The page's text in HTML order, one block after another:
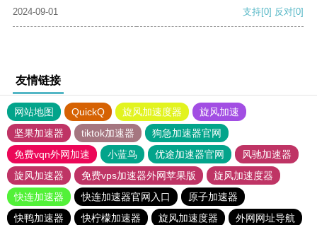
2024-09-01
支持[0] 反对[0]
友情链接
网站地图 QuickQ 旋风加速度器
旋风加速
坚果加速器
tiktok加速器
狗急加速器官网
免费vqn外网加速
小蓝鸟 优途加速器官网
风驰加速器
旋风加速器
免费vps加速器外网苹果版
旋风加速度器
快连加速器
快连加速器官网入口
原子加速器
快鸭加速器
快柠檬加速器 旋风加速度器
外网网址导航